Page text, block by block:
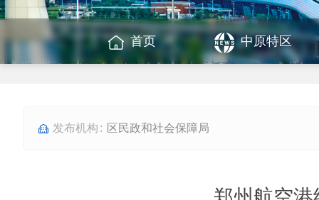
首页 中原特区
区民政和社会保障局